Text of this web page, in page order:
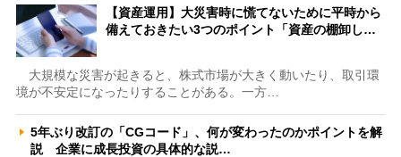
【資産運用】大災害時に慌てないために平時から
備えておきたい3つのポイント「資産の棚卸し…
大規模な災害が起きると、株式市場が大きく動いたり、取引環
境が不安定になったりすることがある。一方…
5年ぶり改訂の「CGコード」、何が変わったのかポイントを解
説 企業に成長投資の具体的な説…